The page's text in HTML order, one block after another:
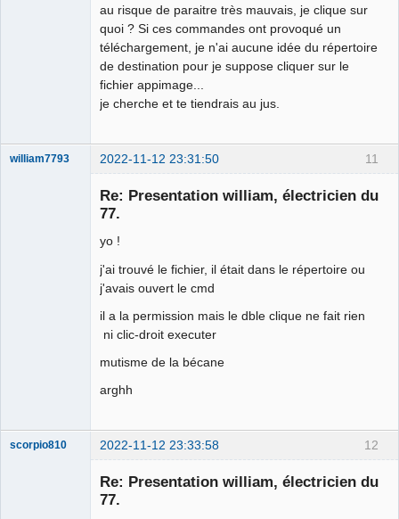
au risque de paraitre très mauvais, je clique sur
quoi ? Si ces commandes ont provoqué un
téléchargement, je n'ai aucune idée du répertoire
de destination pour je suppose cliquer sur le
fichier appimage...
je cherche et te tiendrais au jus.
11
william7793 2022-11-12 23:31:50
Re: Presentation william, électricien du
77.
yo !
j'ai trouvé le fichier, il était dans le répertoire ou
j'avais ouvert le cmd
il a la permission mais le dble clique ne fait rien
ni clic-droit executer
mutisme de la bécane
arghh
12
scorpio810 2022-11-12 23:33:58
Re: Presentation william, électricien du
77.